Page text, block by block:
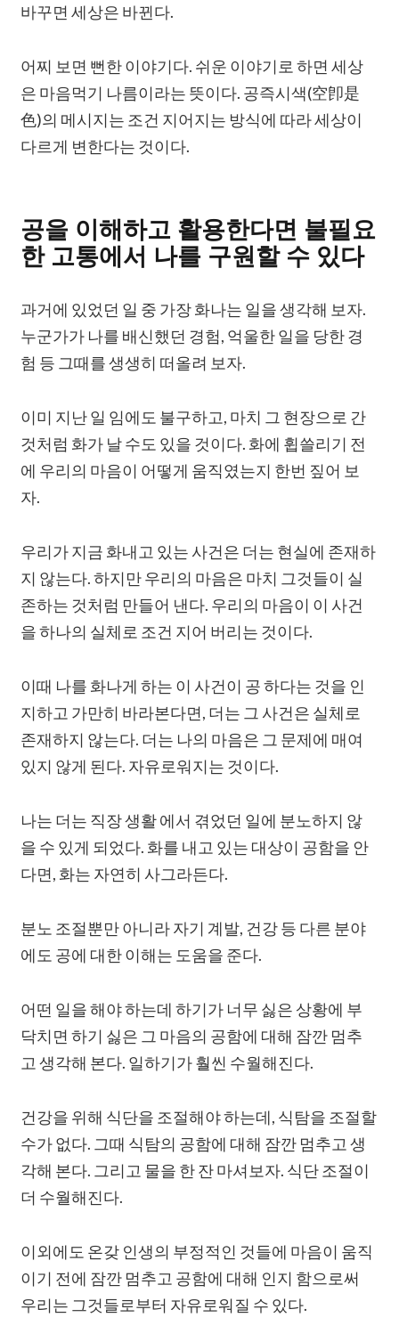
바꾸면 세상은 바뀐다.
어찌 보면 뻔한 이야기다. 쉬운 이야기로 하면 세상
은 마음먹기 나름이라는 뜻이다. 공즉시색(空卽是
色)의 메시지는 조건 지어지는 방식에 따라 세상이
다르게 변한다는 것이다.
공을 이해하고 활용한다면 불필요
한 고통에서 나를 구원할 수 있다
과거에 있었던 일 중 가장 화나는 일을 생각해 보자.
누군가가 나를 배신했던 경험, 억울한 일을 당한 경
험 등 그때를 생생히 떠올려 보자.
이미 지난 일 임에도 불구하고, 마치 그 현장으로 간
것처럼 화가 날 수도 있을 것이다. 화에 휩쓸리기 전
에 우리의 마음이 어떻게 움직였는지 한번 짚어 보
자.
우리가 지금 화내고 있는 사건은 더는 현실에 존재하
지 않는다. 하지만 우리의 마음은 마치 그것들이 실
존하는 것처럼 만들어 낸다. 우리의 마음이 이 사건
을 하나의 실체로 조건 지어 버리는 것이다.
이때 나를 화나게 하는 이 사건이 공 하다는 것을 인
지하고 가만히 바라본다면, 더는 그 사건은 실체로
존재하지 않는다. 더는 나의 마음은 그 문제에 매여
있지 않게 된다. 자유로워지는 것이다.
나는 더는 직장 생활 에서 겪었던 일에 분노하지 않
을 수 있게 되었다. 화를 내고 있는 대상이 공함을 안
다면, 화는 자연히 사그라든다.
분노 조절뿐만 아니라 자기 계발, 건강 등 다른 분야
에도 공에 대한 이해는 도움을 준다.
어떤 일을 해야 하는데 하기가 너무 싫은 상황에 부
닥치면 하기 싫은 그 마음의 공함에 대해 잠깐 멈추
고 생각해 본다. 일하기가 훨씬 수월해진다.
건강을 위해 식단을 조절해야 하는데, 식탐을 조절할
수가 없다. 그때 식탐의 공함에 대해 잠깐 멈추고 생
각해 본다. 그리고 물을 한 잔 마셔보자. 식단 조절이
더 수월해진다.
이외에도 온갖 인생의 부정적인 것들에 마음이 움직
이기 전에 잠깐 멈추고 공함에 대해 인지 함으로써
우리는 그것들로부터 자유로워질 수 있다.